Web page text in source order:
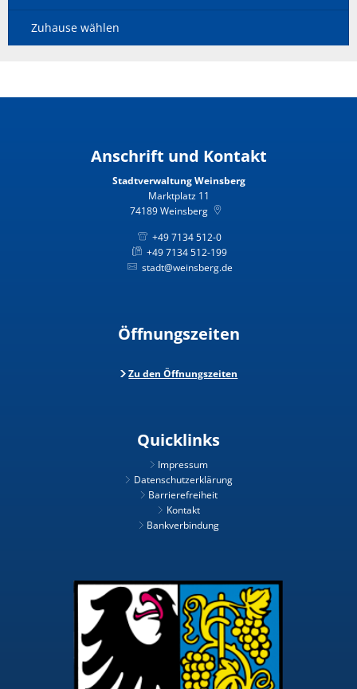
Zuhause wählen
Anschrift und Kontakt
Stadtverwaltung Weinsberg
Marktplatz 11
74189Weinsberg
+49 7134 512-0
+49 7134 512-199
stadt@weinsberg.de
Öffnungszeiten
Zu den Öffnungszeiten
Quicklinks
Impressum
Datenschutzerklärung
Barrierefreiheit
Kontakt
Bankverbindung